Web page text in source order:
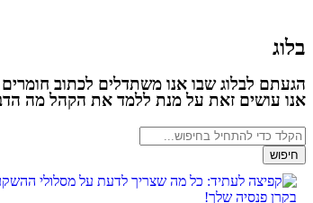
בלוג
הגעתם לבלוג שבו אנו משתדלים לכתוב
אנו עושים זאת על מנת ללמד את הקהל מה
חיפוש